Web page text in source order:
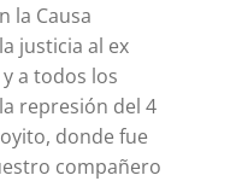
la Causa
justicia al ex
a todos los
represión del 4
donde fue
compañero